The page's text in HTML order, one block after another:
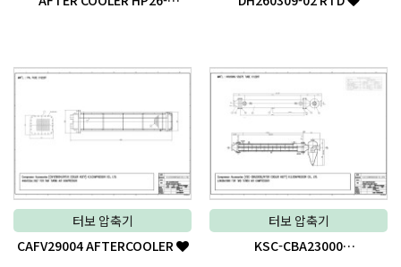
터보 압축기
CAFV29004 AFTERCOOLER
터보 압축기
KSC-CBA23000